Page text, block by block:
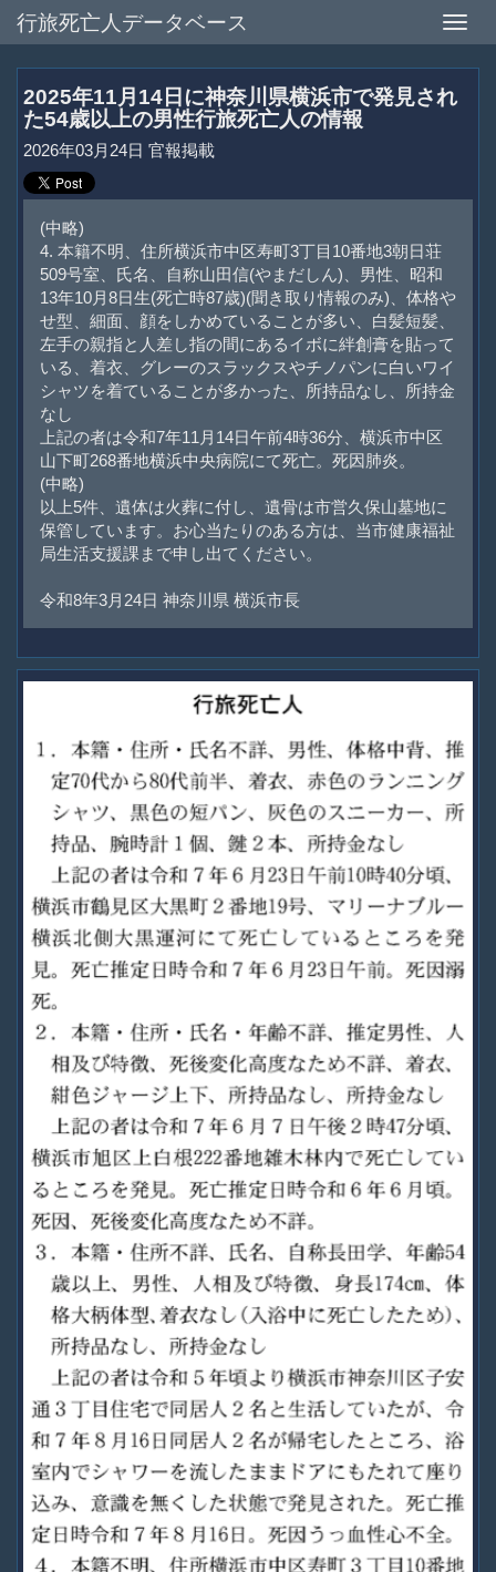
Toggle
行旅死亡人データベース
2025年11月14日に神奈川県横浜市で発見され
た54歳以上の男性行旅死亡人の情報
2026年03月24日 官報掲載
(中略)
4. 本籍不明、住所横浜市中区寿町3丁目10番地3朝日荘
509号室、氏名、自称山田信(やまだしん)、男性、昭和
13年10月8日生(死亡時87歳)(聞き取り情報のみ)、体格や
せ型、細面、顔をしかめていることが多い、白髪短髪、
左手の親指と人差し指の間にあるイボに絆創膏を貼って
いる、着衣、グレーのスラックスやチノパンに白いワイ
シャツを着ていることが多かった、所持品なし、所持金
なし
上記の者は令和7年11月14日午前4時36分、横浜市中区
山下町268番地横浜中央病院にて死亡。死因肺炎。
(中略)
以上5件、遺体は火葬に付し、遺骨は市営久保山墓地に
保管しています。お心当たりのある方は、当市健康福祉
局生活支援課まで申し出てください。
令和8年3月24日 神奈川県 横浜市長